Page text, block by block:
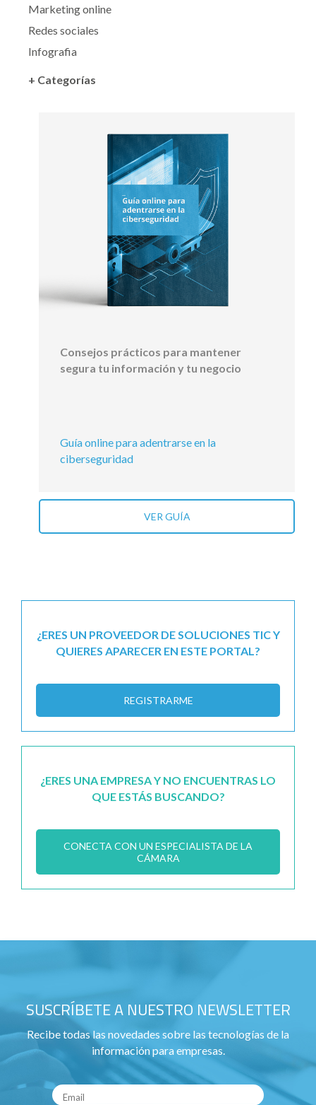
Marketing online
Redes sociales
Infografia
+ Categorías
Consejos prácticos para mantener
segura tu información y tu negocio
Guía online para adentrarse en la
ciberseguridad
VER GUÍA
¿ERES UN PROVEEDOR DE SOLUCIONES TIC Y
QUIERES APARECER EN ESTE PORTAL?
REGISTRARME
¿ERES UNA EMPRESA Y NO ENCUENTRAS LO
QUE ESTÁS BUSCANDO?
CONECTA CON UN ESPECIALISTA DE LA
CÁMARA
SUSCRÍBETE A NUESTRO NEWSLETTER
Recibe todas las novedades sobre las tecnologías de la
información para empresas.